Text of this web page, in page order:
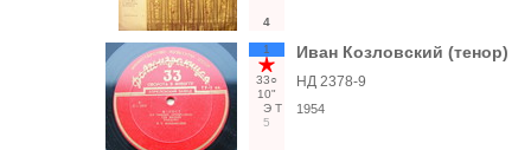
4
1
33○
10"
Э Т
5
Иван Козловский (тенор)
НД 2378-9
1954